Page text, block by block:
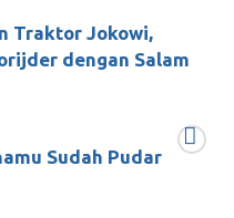
Traktor Jokowi,
dengan Salam
Sudah Pudar